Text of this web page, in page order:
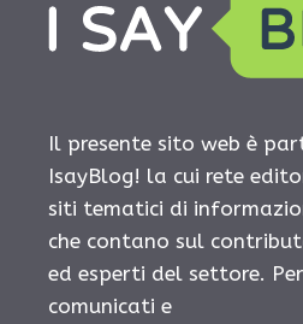
Il presente sito web è
IsayBlog! la cui rete
siti tematici di
che contano sul
ed esperti del settore.
comunicati e